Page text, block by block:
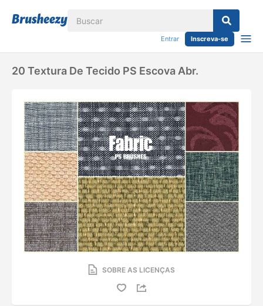
Entrar Inscreva-se
20 Textura De Tecido PS Escova Abr.
SOBRE AS LICENÇAS